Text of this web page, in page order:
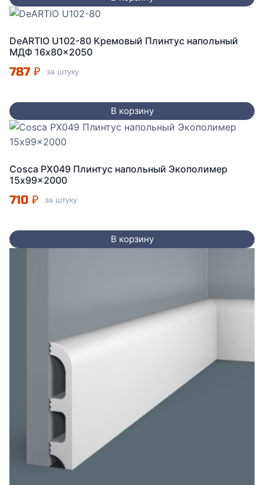
DeARTIO U102-80 Кремовый Плинтус напольный
МДФ 16x80x2050
787 ₽ за штуку
В корзину
Cosca PX049 Плинтус напольный Экополимер
15x99x2000
710 ₽ за штуку
В корзину